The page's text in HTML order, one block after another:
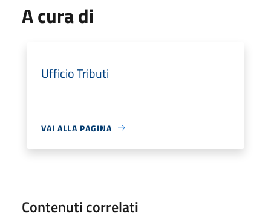
A cura di
Ufficio Tributi
VAI ALLA PAGINA
Contenuti correlati